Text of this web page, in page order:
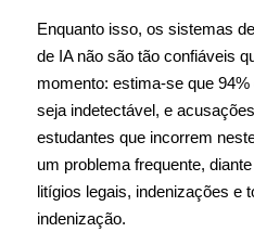
Enquanto isso, os sistemas
de IA não são tão confiáveis
momento: estima-se que
seja indetectável, e
estudantes que incorrem
um problema frequente,
litígios legais, indenizações e
indenização.